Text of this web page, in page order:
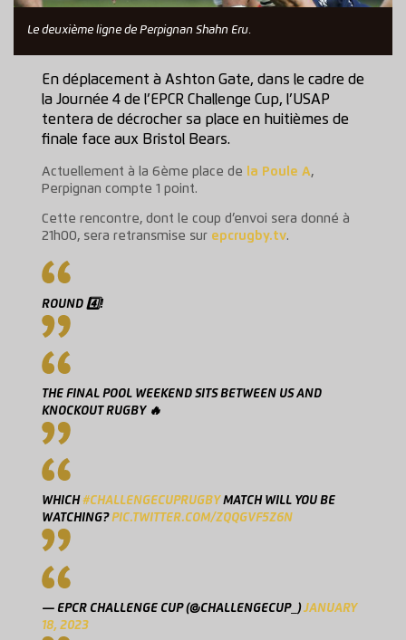
Le deuxième ligne de Perpignan Shahn Eru.
En déplacement à Ashton Gate, dans le cadre de
la Journée 4 de l’EPCR Challenge Cup, l’USAP
tentera de décrocher sa place en huitièmes de
finale face aux Bristol Bears.
Actuellement à la 6ème place de la Poule A,
Perpignan compte 1 point.
Cette rencontre, dont le coup d’envoi sera donné à
21h00, sera retransmise sur epcrugby.tv.
ROUND 4️⃣!
THE FINAL POOL WEEKEND SITS BETWEEN US AND
KNOCKOUT RUGBY 🔥
WHICH#CHALLENGECUPRUGBYMATCH WILL YOU BE
WATCHING?PIC.TWITTER.COM/ZQQGVF5Z6N
— EPCR CHALLENGE CUP (@CHALLENGECUP_)JANUARY
18, 2023